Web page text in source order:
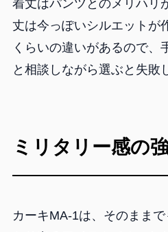
着丈はパンツとのメリハリ
丈は今っぽいシルエットが
くらいの違いがあるので、
と相談しながら選ぶと失敗
ミリタリー感の
カーキMA-1は、そのまま